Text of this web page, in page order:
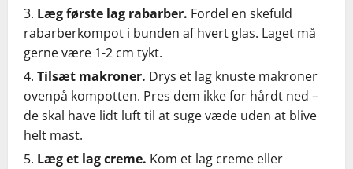
Læg første lag rabarber. Fordel en skefuld
rabarberkompot i bunden af hvert glas. Laget må
gerne være 1-2 cm tykt.
Tilsæt makroner. Drys et lag knuste makroner
ovenpå kompotten. Pres dem ikke for hårdt ned –
de skal have lidt luft til at suge væde uden at blive
helt mast.
Læg et lag creme. Kom et lag creme eller